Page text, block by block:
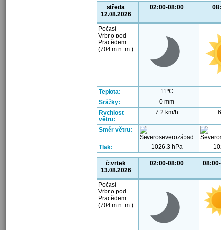
středa
12.08.2026
02:00-08:00
Počasí
Vrbno pod
Pradědem
(704 m n. m.)
Teplota:
11ºC
Srážky:
0 mm
Rychlost
větru:
7.2 km/h
Směr větru:
Tlak: 1026.3 hPa
čtvrtek
13.08.2026
02:00-08:00
Počasí
Vrbno pod
Pradědem
(704 m n. m.)